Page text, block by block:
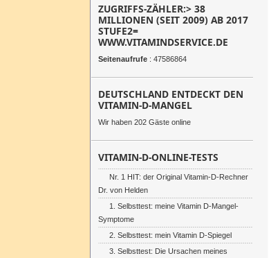
ZUGRIFFS-ZÄHLER:> 38
MILLIONEN (SEIT 2009) AB 2017
STUFE2=
WWW.VITAMINDSERVICE.DE
Seitenaufrufe : 47586864
DEUTSCHLAND ENTDECKT DEN
VITAMIN-D-MANGEL
Wir haben 202 Gäste online
VITAMIN-D-ONLINE-TESTS
Nr. 1 HIT: der Original Vitamin-D-Rechner
Dr. von Helden
1. Selbsttest: meine Vitamin D-Mangel-
Symptome
2. Selbsttest: mein Vitamin D-Spiegel
3. Selbsttest: Die Ursachen meines